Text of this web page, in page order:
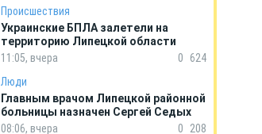
Происшествия
Украинские БПЛА залетели на
территорию Липецкой области
11:05, вчера
0
624
Люди
Главным врачом Липецкой районной
больницы назначен Сергей Седых
08:06, вчера
0
208